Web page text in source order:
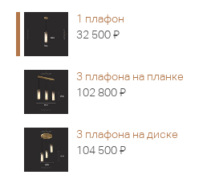
1 плафон
32 500Я
3 плафона на планке
102 800Я
3 плафона на диске
104 500Я